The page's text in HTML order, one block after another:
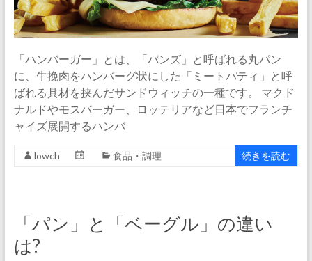
「ハンバーガー」とは、「バンズ」と呼ばれる丸パン
に、牛挽肉をハンバーグ状にした「ミートパティ」と呼
ばれる具材を挟んだサンドウィッチの一種です。 マクド
ナルドやモスバーガー、ロッテリアなど日本でフランチ
ャイズ展開するハンバ
lowch 食品・調理 続きを読む
「パン」と「ベーグル」の違い
は?